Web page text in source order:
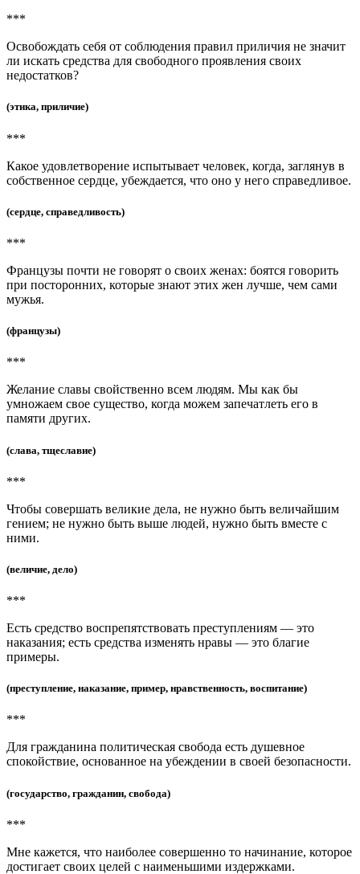
***
Освобождать себя от соблюдения правил приличия не значит
ли искать средства для свободного проявления своих
недостатков?
(этика, приличие)
***
Какое удовлетворение испытывает человек, когда, заглянув в
собственное сердце, убеждается, что оно у него справедливое.
(сердце, справедливость)
***
Французы почти не говорят о своих женах: боятся говорить
при посторонних, которые знают этих жен лучше, чем сами
мужья.
(французы)
***
Желание славы свойственно всем людям. Мы как бы
умножаем свое существо, когда можем запечатлеть его в
памяти других.
(слава, тщеславие)
***
Чтобы совершать великие дела, не нужно быть величайшим
гением; не нужно быть выше людей, нужно быть вместе с
ними.
(величие, дело)
***
Есть средство воспрепятствовать преступлениям — это
наказания; есть средства изменять нравы — это благие
примеры.
(преступление, наказание, пример, нравственность, воспитание)
***
Для гражданина политическая свобода есть душевное
спокойствие, основанное на убеждении в своей безопасности.
(государство, гражданин, свобода)
***
Мне кажется, что наиболее совершенно то начинание, которое
достигает своих целей с наименьшими издержками.